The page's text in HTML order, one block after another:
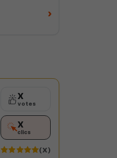
›
X
votes
X
clics
(X)